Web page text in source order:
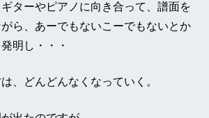
ターやピアノに向き合って、譜面を
ら、あーでもないこーでもないとか
明し・・・
、どんどんなくなっていく。